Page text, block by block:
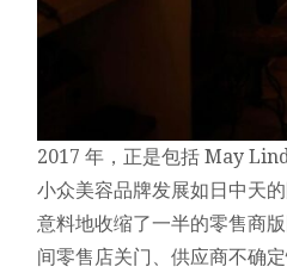
2017 年，正是包括 May
小众美容品牌发展如日中天
意料地收缩了一半的零售商
间零售店关门、供应商不确